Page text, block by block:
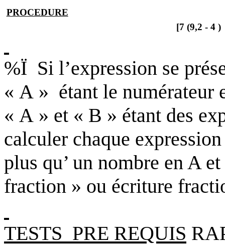
PROCEDURE
[7 (9,2 - 4 )
%Ï Si l’expression se
« A » étant le numérateur
« A » et « B » étant des
calculer chaque
plus qu’ un nombre en A
fraction » ou écriture
TESTS PRE REQUIS